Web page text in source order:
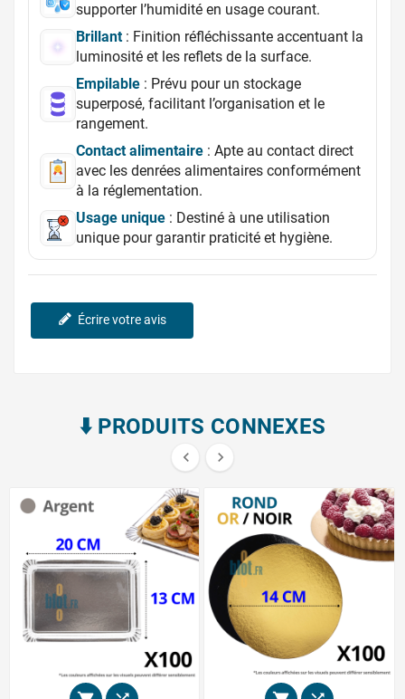
supporter l’humidité en usage courant.
Brillant: Finition réfléchissante accentuant la
luminosité et les reflets de la surface.
Empilable : Prévu pour un stockage
superposé, facilitant l’organisation et le
rangement.
Contact alimentaire : Apte au contact direct
avec les denrées alimentaires conformément
à la réglementation.
Usage unique : Destiné à une utilisation
unique pour garantir praticité et hygiène.
Écrire votre avis
⬇️​ PRODUITS CONNEXES
 